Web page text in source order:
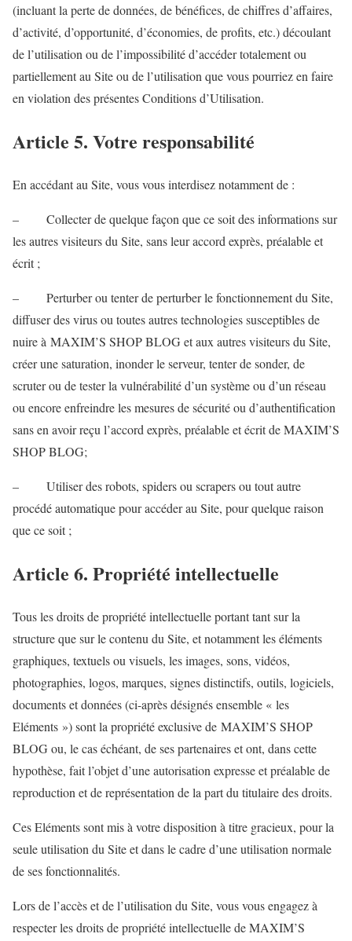
(incluant la perte de données, de bénéfices, de chiffres d’affaires,
d’activité, d’opportunité, d’économies, de profits, etc.) découlant
de l’utilisation ou de l’impossibilité d’accéder totalement ou
partiellement au Site ou de l’utilisation que vous pourriez en faire
en violation des présentes Conditions d’Utilisation.
Article 5. Votre responsabilité
En accédant au Site, vous vous interdisez notamment de :
– Collecter de quelque façon que ce soit des informations sur
les autres visiteurs du Site, sans leur accord exprès, préalable et
écrit ;
– Perturber ou tenter de perturber le fonctionnement du Site,
diffuser des virus ou toutes autres technologies susceptibles de
nuire à MAXIM’S SHOP BLOG et aux autres visiteurs du Site,
créer une saturation, inonder le serveur, tenter de sonder, de
scruter ou de tester la vulnérabilité d’un système ou d’un réseau
ou encore enfreindre les mesures de sécurité ou d’authentification
sans en avoir reçu l’accord exprès, préalable et écrit de MAXIM’S
SHOP BLOG;
– Utiliser des robots, spiders ou scrapers ou tout autre
procédé automatique pour accéder au Site, pour quelque raison
que ce soit ;
Article 6. Propriété intellectuelle
Tous les droits de propriété intellectuelle portant tant sur la
structure que sur le contenu du Site, et notamment les éléments
graphiques, textuels ou visuels, les images, sons, vidéos,
photographies, logos, marques, signes distinctifs, outils, logiciels,
documents et données (ci-après désignés ensemble « les
Eléments ») sont la propriété exclusive de MAXIM’S SHOP
BLOG ou, le cas échéant, de ses partenaires et ont, dans cette
hypothèse, fait l’objet d’une autorisation expresse et préalable de
reproduction et de représentation de la part du titulaire des droits.
Ces Eléments sont mis à votre disposition à titre gracieux, pour la
seule utilisation du Site et dans le cadre d’une utilisation normale
de ses fonctionnalités.
Lors de l’accès et de l’utilisation du Site, vous vous engagez à
respecter les droits de propriété intellectuelle de MAXIM’S